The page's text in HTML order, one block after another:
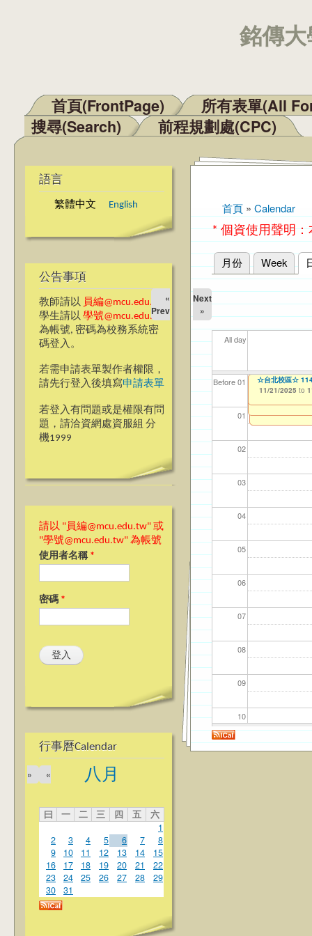
銘傳
主選單
首頁(FrontPage)
所有表單(All
搜尋(Search)
前程規劃處(CPC)
語言
繁體中文 English
公告事項
教師請以 員編@mcu.edu.tw
學生請以 學號@mcu.edu.tw
為帳號, 密碼為校務系統密
碼登入。
若需申請表單製作者權限，
請先行登入後填寫申請表單
若登入有問題或是權限有問
題，請洽資網處資服組 分
機1999
請以 "員編@mcu.edu.tw" 或
"學號@mcu.edu.tw" 為帳號
使用者名稱 *
密碼 *
行事曆Calendar
八月
«
»
曰 一 二 三 四 五
六
1
2
3 4 5 6 7
8
9
10 11 12 13 14
15
16
17 18 19 20 21
22
23
24 25 26 27 28
29
30
31
您在這裡
首頁 » Calendar
* 個資使用聲明
主要索引標籤
月份 Week
«
Prev
Next
»
All day
Before 01
01
02
03
04
05
06
07
08
09
10
11
【資網處】
整合系統～表單
【財務處】工讀
11/12/2021 to
【財務處】漏打
錄
114
04/
114
02/
114
03/
【學
07/
114
09/
【教學暨學習資
會學嗎？」
☆台北校區☆
11/21/2025 to